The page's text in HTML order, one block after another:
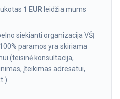
1 EUR leidžia mums
siekianti organizacija VŠĮ
paramos yra skiriama
(teisinė konsultacija,
įteikimas adresatui,